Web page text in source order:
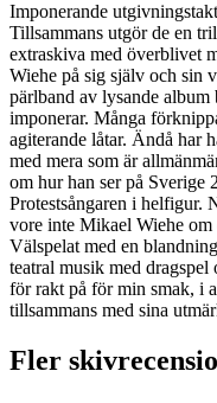
Imponerande
Tillsammans utgör de en
extraskiva med överblivet
Wiehe på sig själv och sin
pärlband av lysande
imponerar. Många
agiterande låtar. Ändå har
med mera som är
om hur han ser på Sverige
Protestsångaren i helfigur.
vore inte Mikael Wiehe om
Välspelat med en
teatral musik med
för rakt på för min smak, i
tillsammans med sina
Fler